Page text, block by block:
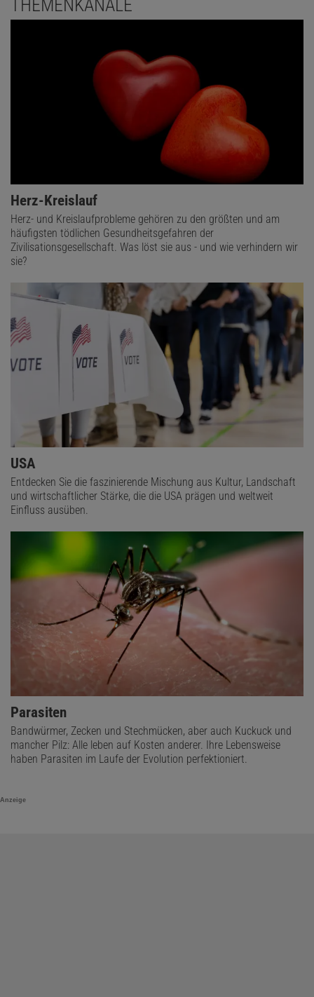
THEMENKANÄLE
Herz-Kreislauf
Herz- und Kreislaufprobleme gehören zu den größten und am
häufigsten tödlichen Gesundheitsgefahren der
Zivilisationsgesellschaft. Was löst sie aus - und wie verhindern wir
sie?
USA
Entdecken Sie die faszinierende Mischung aus Kultur, Landschaft
und wirtschaftlicher Stärke, die die USA prägen und weltweit
Einfluss ausüben.
Parasiten
Bandwürmer, Zecken und Stechmücken, aber auch Kuckuck und
mancher Pilz: Alle leben auf Kosten anderer. Ihre Lebensweise
haben Parasiten im Laufe der Evolution perfektioniert.
Anzeige